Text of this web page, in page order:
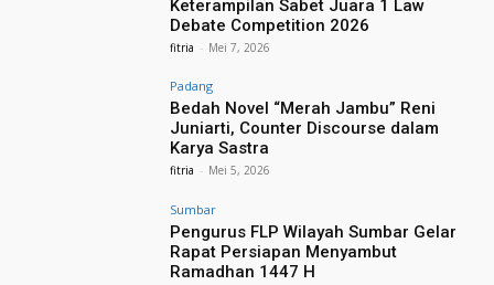
Keterampilan Sabet Juara 1 Law
Debate Competition 2026
fitria - Mei 7, 2026
Padang
Bedah Novel “Merah Jambu” Reni
Juniarti, Counter Discourse dalam
Karya Sastra
fitria - Mei 5, 2026
Sumbar
Pengurus FLP Wilayah Sumbar Gelar
Rapat Persiapan Menyambut
Ramadhan 1447 H